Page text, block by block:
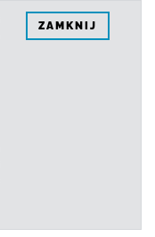
ZAMKNIJ